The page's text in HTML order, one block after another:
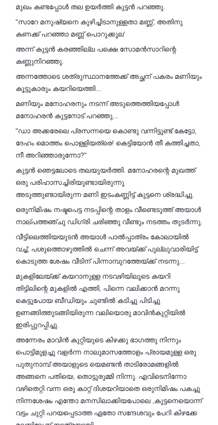
മുഖം കണ്ടപ്പോൾ തല ഉയർത്തി കുട്ടൻ പറഞ്ഞു.
"സാറേ മനുഷ്യനെ കുഴിച്ചിടാനുള്ളതാ മണ്ണ്, അതിനു
കണക്ക് പറഞ്ഞാ മണ്ണ് പൊറുക്കൂല'
അന്ന് കുട്ടൻ കരഞ്ഞില്ല പക്ഷെ സോമൻസാറിന്റെ
കണ്ണുനിറഞ്ഞു.
അന്നത്തോടെ ശത്രുസ്ഥാനത്തേക്ക് അച്ഛന് പകരം മണിയും
കൂട്ടുകാരും കയറിയെത്തി...
മണിയും മനോഹരനും നടന്ന് അടുത്തെത്തിയപ്പോൾ
മനോഹരൻ കുട്ടനോട് പറഞ്ഞു...
"ഡാ അക്കരേലെ പ്രസന്നയെ കൊണ്ടു വന്നിട്ടുണ്ട് കേട്ടോ,
ദേഹം മൊത്തം പൊള്ളിയത്രെ! കെട്ടിയോൻ തീ കത്തിച്ചതാ,
നീ അറിഞ്ഞാരുന്നോ?"
കുട്ടൻ ഞെട്ടലോടെ തലയുയർത്തി. മനോഹരന്റെ മുഖത്ത്
ഒരു പരിഹാസച്ചിരിയുണ്ടായിരുന്നു
അടുത്തുണ്ടായിരുന്ന മണി ഇടംകണ്ണിട്ട് കുട്ടനെ ശ്രദ്ധിച്ചു.
ഒരുനിമിഷം നഷ്ടപെട്ട നടപ്പിന്റെ താളം വീണ്ടെടുത്ത് അയാൾ
നാല്പത്തഞ്ചു ഡിഗ്രി ചരിഞ്ഞു വീണ്ടും നടത്തം തുടർന്നു.
വീട്ടിലെത്തിയയുടൻ അയാൾ പാൽപ്പാത്രം കോലായിൽ
വച്ച്, പശുത്തൊഴുത്തിൽ ചെന്ന് അവയ്ക്ക് പുല്ലുവാരിയിട്ട്
കൊടുത്ത ശേഷം വീടിന് പിന്നാമ്പുറത്തേയ്ക്ക് നടന്നു...
മുകളിലേയ്ക്ക് കയറാനുള്ള നടവഴിയിലൂടെ കയറി
തിട്ടിലിന്റെ മുകളിൽ എത്തി, പിന്നെ വലിക്കാൻ മറന്നു
കെട്ടുപോയ ബീഡിയും ചുണ്ടിൽ കടിച്ചു പിടിച്ചു
ഉണങ്ങിത്തുടങ്ങിയിരുന്ന വലിയൊരു മാവിൻകുറ്റിയിൽ
ഇരിപ്പുറപ്പിച്ചു.
അന്നേരം മാവിൻ കുറ്റിയുടെ കിഴക്കു ഭാഗത്തു നിന്നും
പൊട്ടിമുളച്ചു വളർന്ന നാലുമാസത്തോളം പ്രായമുള്ള ഒരു
പുതുനാമ്പ് അയാളുടെ യെമണ്ടൻ താടിരോമങ്ങളിൽ
അങ്ങനെ പതിയെ, തൊട്ടുരുമ്മി നിന്നു. എവിടെനിന്നോ
വഴിതെറ്റി വന്ന ഒരു കാറ്റ് ദിശയറിയാതെ ഒരുനിമിഷം പകച്ചു
നിന്നശേഷം എന്തോ മനസിലാക്കിയപോലെ ,കുട്ടനെയൊന്ന്
വട്ടം ചുറ്റി പറയപ്പെടാത്ത ഏതോ സന്ദേശവും പേറി കിഴക്കേ